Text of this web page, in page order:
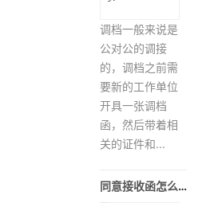
调档一般来说是
公对公的调接
的，调档之前需
要新的工作单位
开具一张调档
函，然后带着相
关的证件和...
同意接收函怎么开？